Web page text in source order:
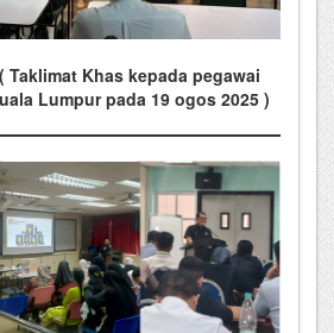
Taklimat Khas kepada pegawai
Lumpur pada 19 ogos 2025 )